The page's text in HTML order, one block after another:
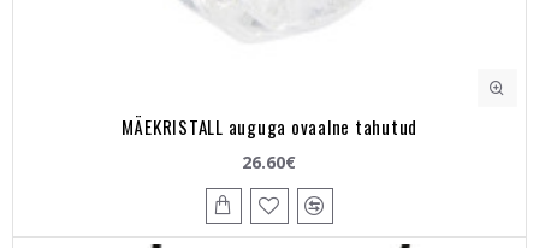
MÄEKRISTALL auguga ovaalne tahutud
26.60€